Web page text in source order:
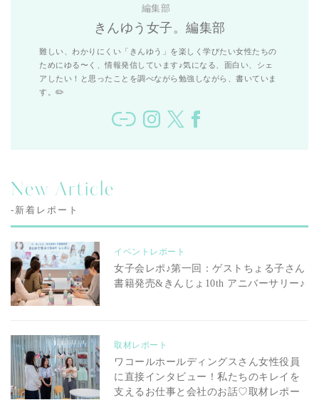
編集部
きんゆう女子。編集部
難しい、わかりにくい「きんゆう」を楽しく学びたい女性たちの
ためにゆる〜く、情報発信しています♪気になる、面白い、シェ
アしたい！と思ったことを調べながら勉強しながら、書いていま
す。✏️
New Article
-新着レポート
イベントレポート
女子会レポ♪第一回：ゲストちょる子さん
書籍発売&きんじょ10th アニバーサリー♪
取材レポート
ワコールホールディングスさん女性役員
に直接インタビュー！私たちのキレイを
支えるお仕事と会社のお話♡取材レポー